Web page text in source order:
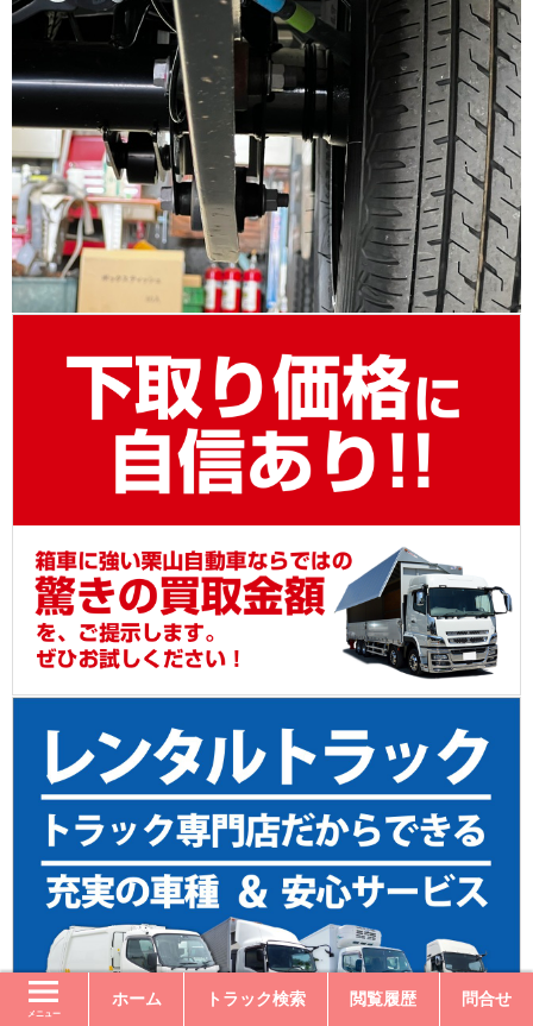
メニュー
ホーム トラック検索 閲覧履歴 問合せ